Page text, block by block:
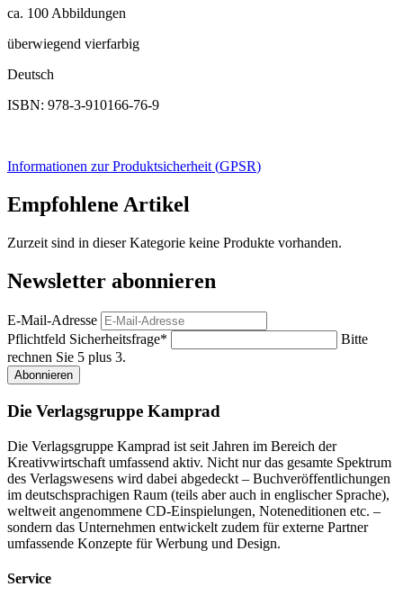
ca. 100 Abbildungen
überwiegend vierfarbig
Deutsch
ISBN: 978-3-910166-76-9
Informationen zur Produktsicherheit (GPSR)
Empfohlene Artikel
Zurzeit sind in dieser Kategorie keine Produkte vorhanden.
Newsletter abonnieren
E-Mail-Adresse
Pflichtfeld Sicherheitsfrage*
Bitte
rechnen Sie 5 plus 3.
Abonnieren
Die Verlagsgruppe Kamprad
Die Verlagsgruppe Kamprad ist seit Jahren im Bereich der
Kreativwirtschaft umfassend aktiv. Nicht nur das gesamte Spektrum
des Verlagswesens wird dabei abgedeckt – Buchveröffentlichungen
im deutschsprachigen Raum (teils aber auch in englischer Sprache),
weltweit angenommene CD-Einspielungen, Noteneditionen etc. –
sondern das Unternehmen entwickelt zudem für externe Partner
umfassende Konzepte für Werbung und Design.
Service